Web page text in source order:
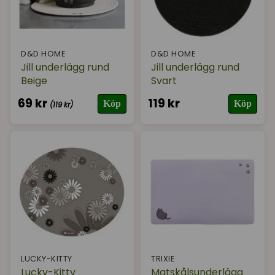
D&D HOME
Jill underlägg rund
Beige
69 kr (119 kr) Köp
D&D HOME
Jill underlägg rund
Svart
119 kr Köp
LUCKY-KITTY TRIXIE